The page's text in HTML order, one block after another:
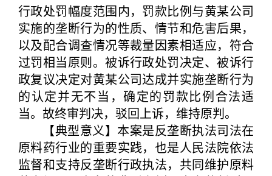
行政处罚幅度范围内，罚款比例与黄某公司
实施的垄断行为的性质、情节和危害后果，
以及配合调查情况等裁量因素相适应，符合
过罚相当原则。被诉行政处罚决定、被诉行
政复议决定对黄某公司达成并实施垄断行为
的认定并无不当，确定的罚款比例合法适
当。故终审判决，驳回上诉，维持原判。
【典型意义】本案是反垄断执法司法在
原料药行业的重要实践，也是人民法院依法
监督和支持反垄断行政执法，共同维护原料